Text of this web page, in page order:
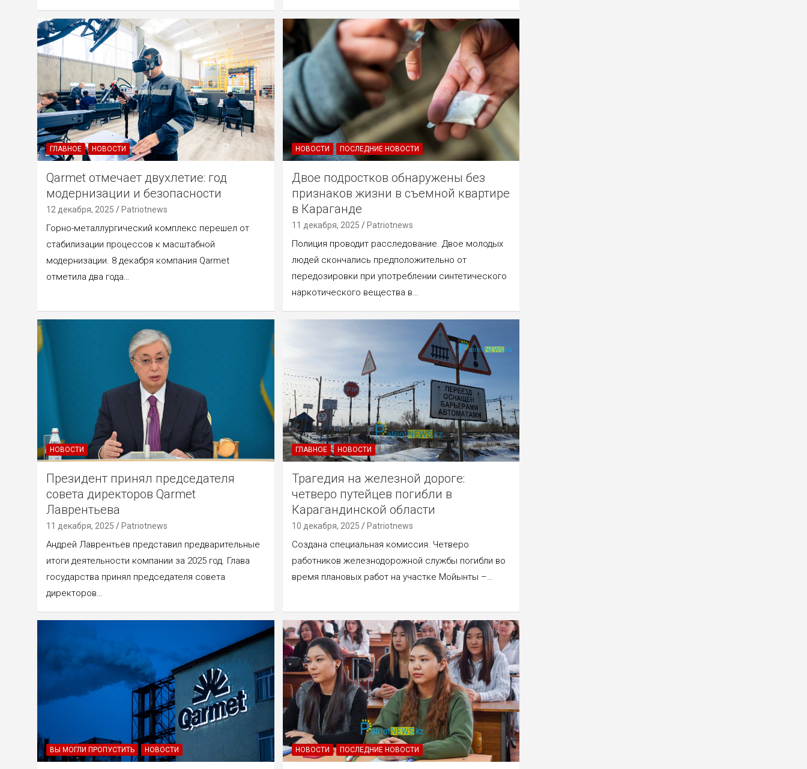
ГЛАВНОЕ НОВОСТИ
Qarmet отмечает двухлетие: год
модернизации и безопасности
12 декабря, 2025 Patriotnews
Горно-металлургический комплекс перешел от
стабилизации процессов к масштабной
модернизации. 8 декабря компания Qarmet
отметила два года…
НОВОСТИ ПОСЛЕДНИЕ НОВОСТИ
Двое подростков обнаружены без
признаков жизни в съемной квартире
в Караганде
11 декабря, 2025 Patriotnews
Полиция проводит расследование. Двое молодых
людей скончались предположительно от
передозировки при употреблении синтетического
наркотического вещества в…
НОВОСТИ
Президент принял председателя
совета директоров Qarmet
Лаврентьева
11 декабря, 2025 Patriotnews
Андрей Лаврентьев представил предварительные
итоги деятельности компании за 2025 год. Глава
государства принял председателя совета
директоров…
ГЛАВНОЕ НОВОСТИ
Трагедия на железной дороге:
четверо путейцев погибли в
Карагандинской области
10 декабря, 2025 Patriotnews
Создана специальная комиссия. Четверо
работников железнодорожной службы погибли во
время плановых работ на участке Мойынты –…
ВЫ МОГЛИ ПРОПУСТИТЬ НОВОСТИ НОВОСТИ ПОСЛЕДНИЕ НОВОСТИ